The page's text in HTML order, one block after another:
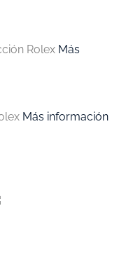
Rolex Más
Más información